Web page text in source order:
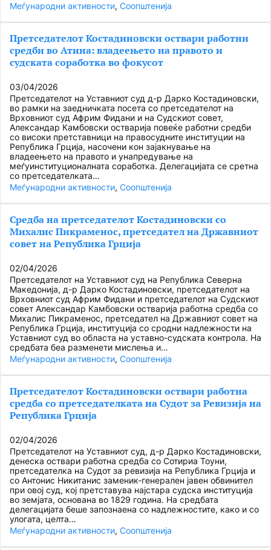
Меѓународни активности, Соопштенија
Претседателот Костадиновски оствари работни
средби во Атина: владеењето на правото и
судската соработка во фокусот
03/04/2026
Претседателот на Уставниот суд д-р Дарко Костадиновски,
во рамки на заедничката посета со претседателот на
Врховниот суд Африм Фидани и на Судскиот совет,
Александар Камбовски остварија повеќе работни средби
со високи претставници на правосудните институции на
Република Грција, насочени кон зајакнување на
владеењето на правото и унапредување на
меѓуинституционалната соработка. Делегацијата се сретна
со претседателката…
Меѓународни активности, Соопштенија
Средба на претседателот Костадиновски со
Михалис Пикраменос, претседател на Државниот
совет на Република Грција
02/04/2026
Претседателот на Уставниот суд на Република Северна
Македонија, д-р Дарко Костадиновски, претседателот на
Врховниот суд Африм Фидани и претседателот на Судскиот
совет Александар Камбовски остварија работна средба со
Михалис Пикраменос, претседател на Државниот совет на
Република Грција, институција со сродни надлежности на
Уставниот суд во областа на уставно-судската контрола. На
средбата беа разменети мислења и…
Меѓународни активности, Соопштенија
Претседателот Костадиновски оствари работна
средба со претседателката на Судот за Ревизија на
Република Грција
02/04/2026
Претседателот на Уставниот суд, д-р Дарко Костадиновски,
денеска оствари работна средба со Сотириа Тоуни,
претседателка на Судот за ревизија на Република Грција и
со Антонис Никитанис заменик-генерален јавен обвинител
при овој суд, кој претставува најстара судска институција
во земјата, основана во 1829 година. На средбата
делегацијата беше запознаена со надлежностите, како и со
улогата, целта…
Меѓународни активности, Соопштенија